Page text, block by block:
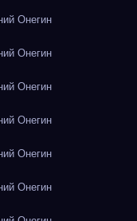
Онегин
Онегин
Онегин
Онегин
Онегин
Онегин